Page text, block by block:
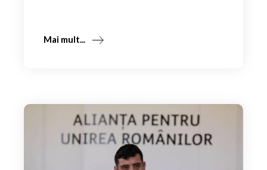
Mai mult...